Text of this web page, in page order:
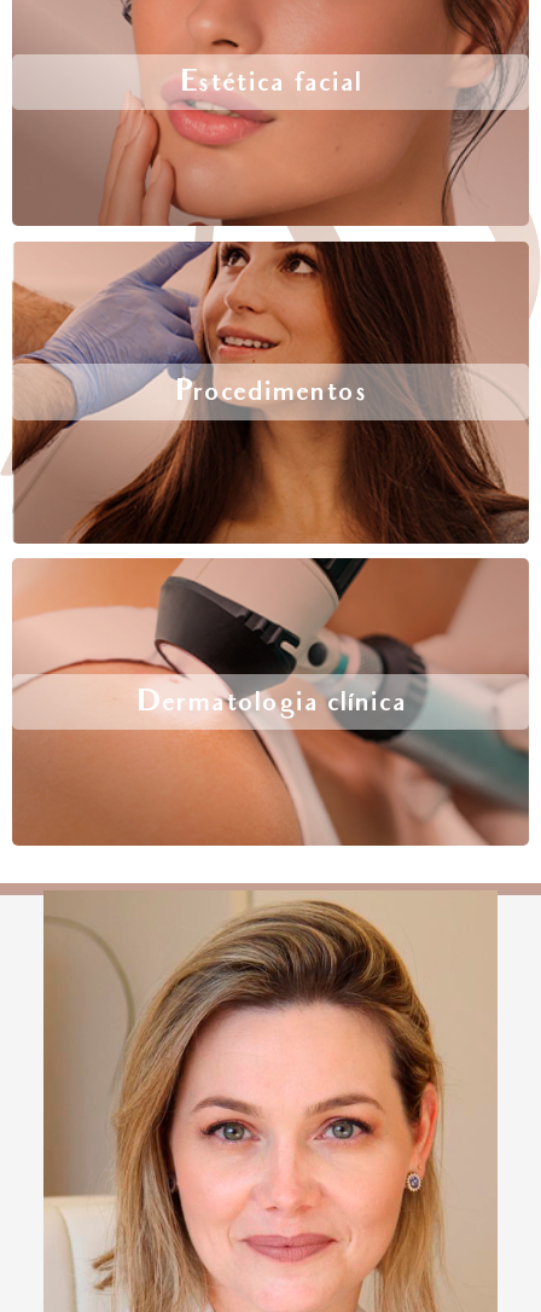
Estética facial
Procedimentos
Dermatologia clínica